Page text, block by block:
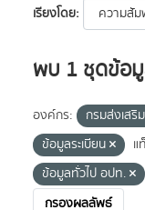
เรียงโดย
พบ 1 ชุดข้อ
องค์กร: กรมส่งเส
ข้อมูลระเบียน
แ
ข้อมูลทั่วไป อปท.
กรองผลลัพธ์